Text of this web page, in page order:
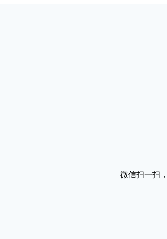
微信扫一扫